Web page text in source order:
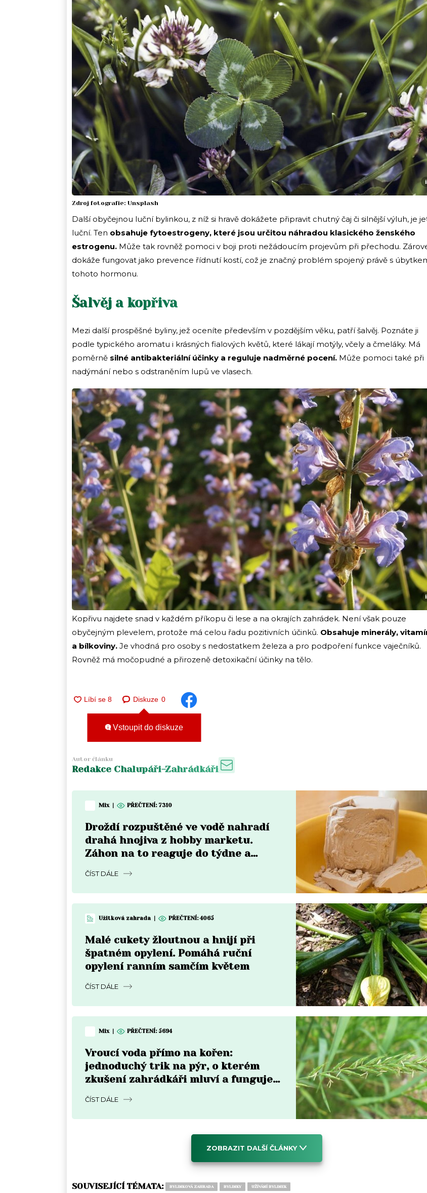
i
Zdroj fotografie: Unsplash
Další obyčejnou luční bylinkou, z níž si hravě dokážete připravit chutný čaj či silnější výluh, je
luční. Ten obsahuje fytoestrogeny, které jsou určitou náhradou klasického ženského
estrogenu. Může tak rovněž pomoci v boji proti nežádoucím projevům při přechodu.
dokáže fungovat jako prevence řídnutí kostí, což je značný problém spojený právě s
tohoto hormonu.
Šalvěj a kopřiva
Mezi další prospěšné byliny, jež oceníte především v pozdějším věku, patří šalvěj. Poznáte ji
podle typického aromatu i krásných fialových květů, které lákají motýly, včely a čmeláky. Má
poměrně silné antibakteriální účinky a reguluje nadměrné pocení. Může pomoci také při
nadýmání nebo s odstraněním lupů ve vlasech.
i
Kopřivu najdete snad v každém příkopu či lese a na okrajích zahrádek. Není však pouze
obyčejným plevelem, protože má celou řadu pozitivních účinků. Obsahuje minerály,
a bílkoviny. Je vhodná pro osoby s nedostatkem železa a pro podpoření funkce vaječníků.
Rovněž má močopudné a přirozeně detoxikační účinky na tělo.
Diskuze 0
Vstoupit do diskuze
Autor článku
Redakce Chalupáři-Zahrádkáři
Mix PŘEČTENÍ: 7310
Droždí rozpuštěné ve vodě nahradí
drahá hnojiva z hobby marketu.
Záhon na to reaguje do týdne a
ČÍST DÁLE
Užitková zahrada PŘEČTENÍ:4065
Malé cukety žloutnou a hnijí při
špatném opylení. Pomáhá ruční
opylení ranním samčím květem
ČÍST DÁLE
Mix PŘEČTENÍ: 5694
Vroucí voda přímo na kořen:
jednoduchý trik na pýr, o kterém
zkušení zahrádkáři mluví a funguje
ČÍST DÁLE
ZOBRAZIT DALŠÍ ČLÁNKY
SOUVISEJÍCÍ TÉMATA: BYLINKOVÁ ZAHRADA BYLINKY UŽÍVÁNÍ BYLINEK